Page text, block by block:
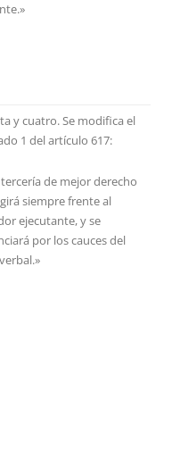
y cuatro. Se modifica el
1 del artículo 617:
tercería de mejor derecho
siempre frente al
ejecutante, y se
por los cauces del